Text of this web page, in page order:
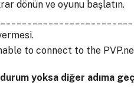
dönün ve oyunu başlatın.
to connect to the
yoksa diğer adıma